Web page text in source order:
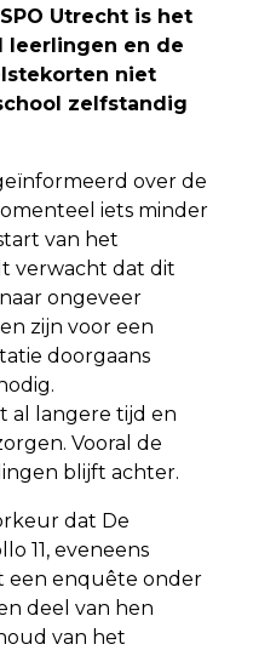
Utrecht is het
leerlingen en de
niet
zelfstandig
over de
iets minder
van het
verwacht dat dit
ongeveer
zijn voor een
doorgaans
al langere tijd en
Vooral de
blijft achter.
dat De
11, eveneens
een enquête onder
deel van hen
van het